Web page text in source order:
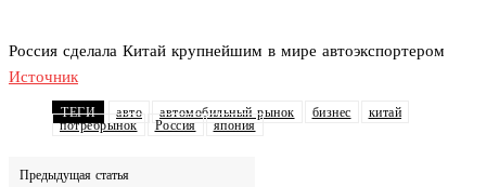
Россия сделала Китай крупнейшим в мире автоэкспортером
Источник
ТЕГИ авто автомобильный рынок бизнес
китай
потребрынок
Россия япония
Предыдущая статья